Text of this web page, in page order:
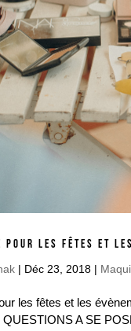
POUR LES FÊTES ET
| Déc 23, 2018 |
les fêtes et les
A SE